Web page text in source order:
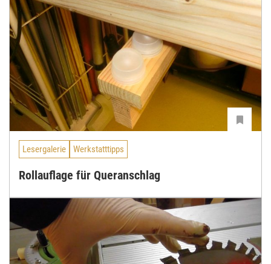
Lesergalerie Werkstatttipps
Rollauflage für Queranschlag